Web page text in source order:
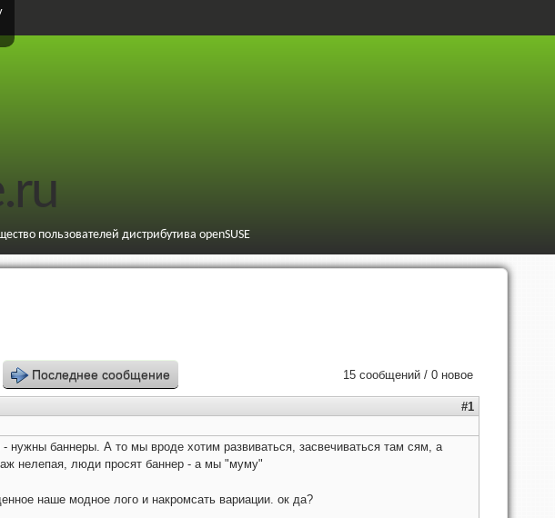
пользователей дистрибутива openSUSE
15 сообщений / 0 новое
Последнее сообщение
#1
нужны баннеры. А то мы вроде хотим развиваться, засвечиваться там сям, а
нелепая, люди просят баннер - а мы "муму"
наше модное лого и накромсать вариации. ок да?